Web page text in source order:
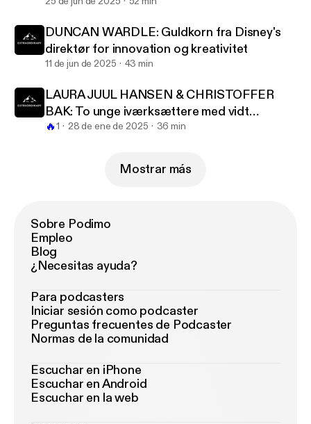
DUNCAN WARDLE: Guldkorn fra Disney's
direktør for innovation og kreativitet
11 de jun de 2025 43 min
LAURA JUUL HANSEN & CHRISTOFFER
BAK: To unge iværksættere med vidt
forskellige sandheder
🔥1 28 de ene de 2025 36 min
Mostrar más
Sobre Podimo
Empleo
Blog
¿Necesitas ayuda?
Para podcasters
Iniciar sesión como podcaster
Preguntas frecuentes de Podcaster
Normas de la comunidad
Escuchar en iPhone
Escuchar en Android
Escuchar en la web